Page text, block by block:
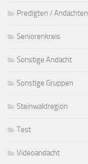
Predigten / Andachten
Seniorenkreis
Sonstige Andacht
Sonstige Gruppen
Steinwaldregion
Test
Videoandacht